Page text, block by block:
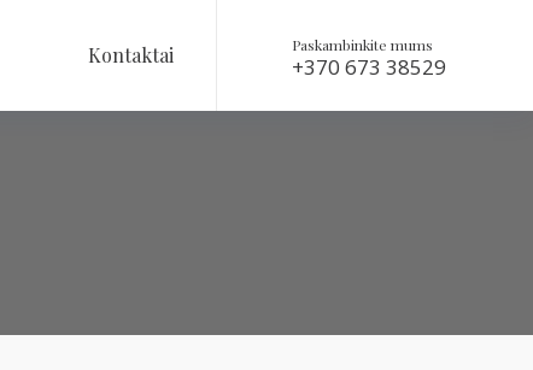
Kontaktai Paskambinkite mums
+370 673 38529